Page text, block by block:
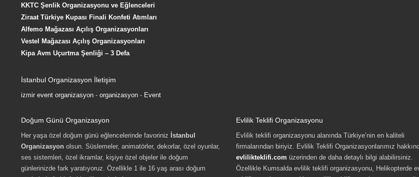
KKTC Şenlik Organizasyonu ve Eğlenceleri
Ziraat Türkiye Kupası Finali Konfeti Atımları
Alfemo Mağazası Açılış Organizasyonları
Vestel Mağazası Açılış Organizasyonları
Kipa Avm Uçurtma Şenliği – 3 Defa
İstanbul Organizasyon İletişim
izmir event organizasyon - organizasyon - Event
Doğum Günü Organizasyon
Her yaşa özel doğum günü eğlencelerinde favoriniz İstanbul
Organizasyon olsun. Süslemeler, animatörler, dekorlar, özel oyunlar,
ses sistemleri, özel ikramlar, kişiye özel objeler ile doğum
günlerinizde fark yaratıyoruz. Özellikle 1 ile 16 yaş arası doğum
Evlilik Teklifi Organizasyonu
Evlilik teklifi organizasyonu alanında Türkiye’nin en kaliteli
firmalarından biriyiz. Evlilik Teklifi Organizasyonlarımız
evlilikteklifi.com üzerinden de daha detaylı bilgi alabilirsiniz.
Özellikle Kumsalda evlilik teklifi organizasyonu, Helikopterde